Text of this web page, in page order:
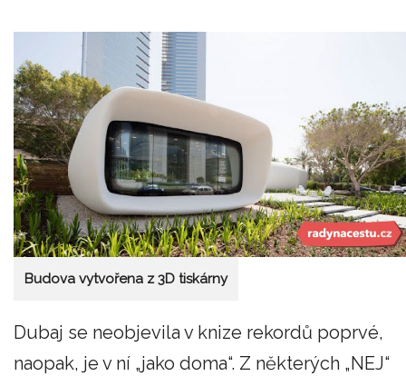
Budova vytvořena z 3D tiskárny
Dubaj se neobjevila v knize rekordů poprvé,
naopak, je v ní „jako doma“. Z některých „NEJ“